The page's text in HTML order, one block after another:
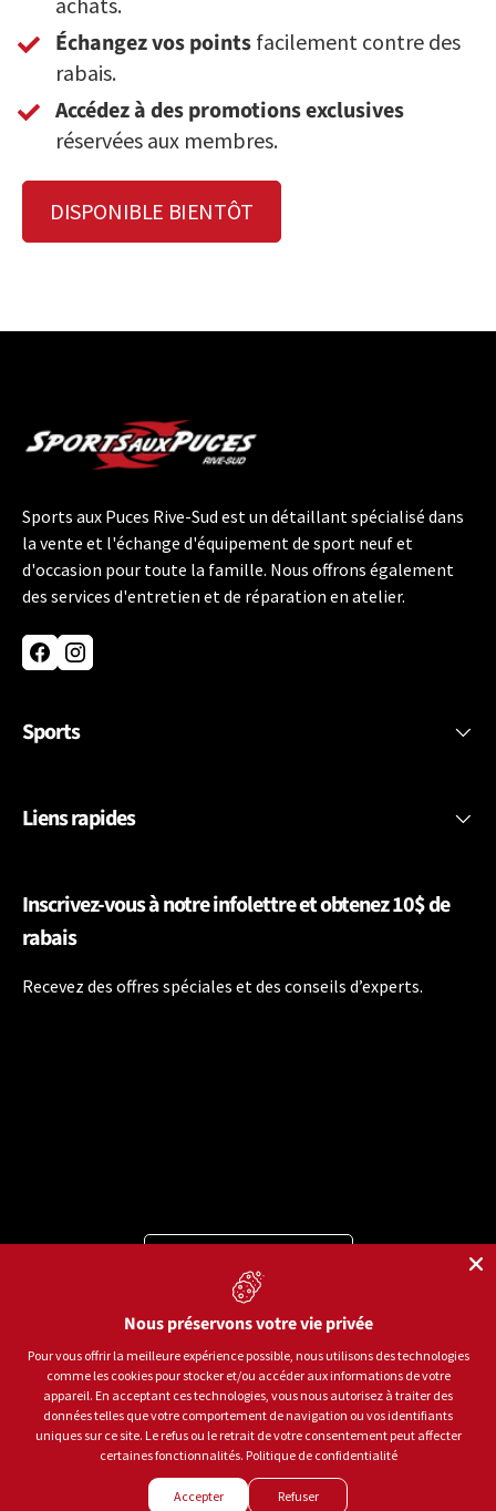
Échangez vos points facilement contre des
rabais.
Accédez à des promotions exclusives
réservées aux membres.
DISPONIBLE BIENTÔT
Sports aux Puces Rive-Sud est un détaillant spécialisé dans
la vente et l'échange d'équipement de sport neuf et
d'occasion pour toute la famille. Nous offrons également
des services d'entretien et de réparation en atelier.
FacebookInstagram
Sports
Liens rapides
Inscrivez-vous à notre infolettre et obtenez 10$ de
rabais
Recevez des offres spéciales et des conseils d’experts.
Moyens de paiement acceptés
Langue
© 2026Sports aux Puces Rive-Sud.Tous droits réservés.
Politique de confidentialitéConditions d'utilisation
Gestion des témoins
Nous préservons votre vie privée
Pour vous offrir la meilleure expérience possible, nous utilisons des technologies
comme les cookies pour stocker et/ou accéder aux informations de votre
appareil. En acceptant ces technologies, vous nous autorisez à traiter des
données telles que votre comportement de navigation ou vos identifiants
uniques sur ce site. Le refus ou le retrait de votre consentement peut affecter
certaines fonctionnalités. Politique de confidentialité
Accepter Refuser